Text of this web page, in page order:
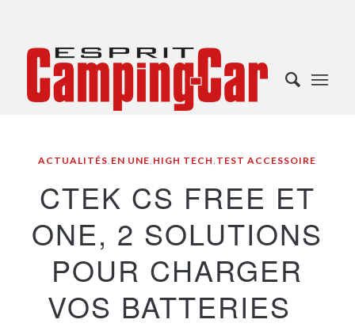
ACTUALITÉS, EN UNE, HIGH TECH, TEST ACCESSOIRE
CTEK CS FREE ET
ONE, 2 SOLUTIONS
POUR CHARGER
VOS BATTERIES